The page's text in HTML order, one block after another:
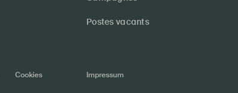
Postes vacants
Cookies Impressum